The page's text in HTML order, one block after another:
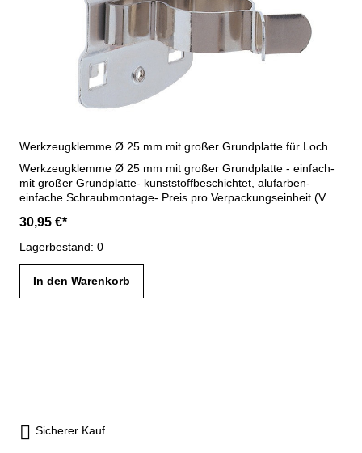
Werkzeugklemme Ø 25 mm mit großer Grundplatte - einfach-
mit großer Grundplatte- kunststoffbeschichtet, alufarben-
einfache Schraubmontage- Preis pro Verpackungseinheit (VE =
30,95 €*
Lagerbestand: 0
In den Warenkorb
Sicherer Kauf